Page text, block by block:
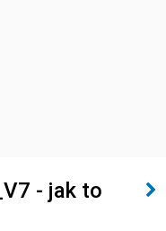
- jak to